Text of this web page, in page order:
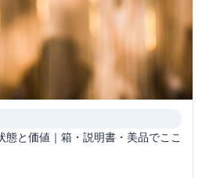
態と価値｜箱・説明書・美品でここ